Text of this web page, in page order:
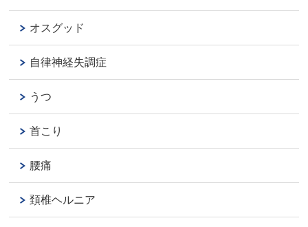
オスグッド
自律神経失調症
うつ
首こり
腰痛
頚椎ヘルニア